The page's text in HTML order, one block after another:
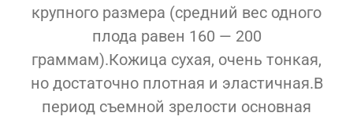
крупного размера (средний вес одного
плода равен 160 — 200
граммам).Кожица сухая, очень тонкая,
но достаточно плотная и эластичная.В
период съемной зрелости основная